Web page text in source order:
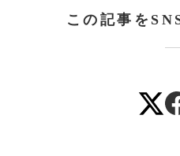
この記事を